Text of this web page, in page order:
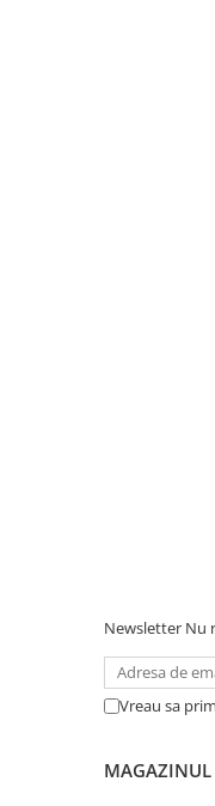
Newsletter Nu
Vreau sa
MAGAZINUL